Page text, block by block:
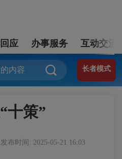
应 办事服务 互动交流
长者模式
十策”
发布时间: 2025-05-21 16:03